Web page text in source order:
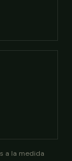
a la medida